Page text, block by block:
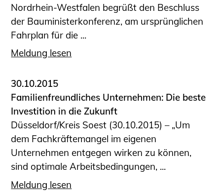
Nordrhein-Westfalen begrüßt den Beschluss
der Bauministerkonferenz, am ursprünglichen
Fahrplan für die ...
Meldung lesen
30.10.2015
Familienfreundliches Unternehmen: Die beste
Investition in die Zukunft
Düsseldorf/Kreis Soest (30.10.2015) – „Um
dem Fachkräftemangel im eigenen
Unternehmen entgegen wirken zu können,
sind optimale Arbeitsbedingungen, ...
Meldung lesen